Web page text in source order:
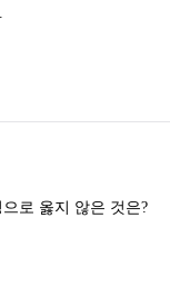
다음 중 도장공사를 위한 목부 바탕만들기 공정으로 옳지 않은 것은?